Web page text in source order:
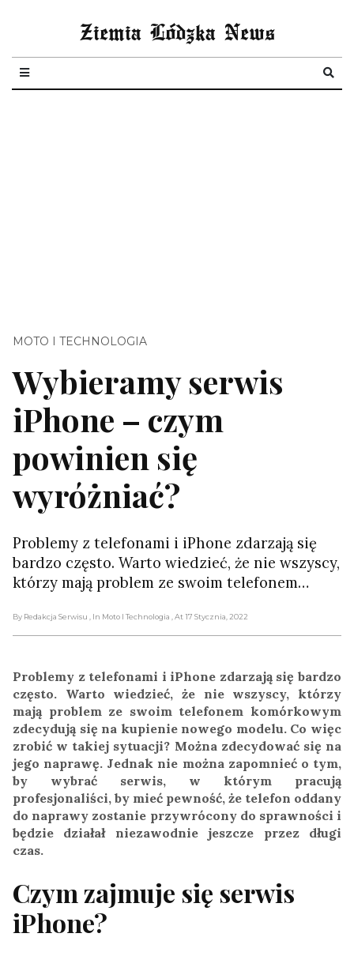
Ziemia Lódzka News
MOTO I TECHNOLOGIA
Wybieramy serwis
iPhone – czym
powinien się
wyróżniać?
Problemy z telefonami i iPhone zdarzają się
bardzo często. Warto wiedzieć, że nie wszyscy,
którzy mają problem ze swoim telefonem…
By Redakcja Serwisu , In Moto I Technologia , At 17 Stycznia, 2022
Problemy z telefonami i iPhone zdarzają się bardzo
często. Warto wiedzieć, że nie wszyscy, którzy
mają problem ze swoim telefonem komórkowym
zdecydują się na kupienie nowego modelu. Co więc
zrobić w takiej sytuacji? Można zdecydować się na
jego naprawę. Jednak nie można zapomnieć o tym,
by wybrać serwis, w którym pracują
profesjonaliści, by mieć pewność, że telefon oddany
do naprawy zostanie przywrócony do sprawności i
będzie działał niezawodnie jeszcze przez długi
czas.
Czym zajmuje się serwis
iPhone?